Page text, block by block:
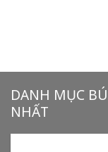
DANH MỤC
NHẤT